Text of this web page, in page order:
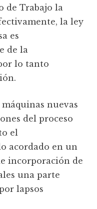
de Trabajo la
la ley
es
de la
lo tanto
nuevas
del proceso
el
acordado en un
incorporación de
una parte
lapsos